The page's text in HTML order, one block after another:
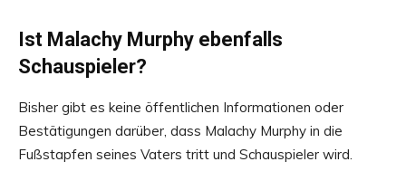
Ist Malachy Murphy ebenfalls
Schauspieler?
Bisher gibt es keine öffentlichen Informationen oder
Bestätigungen darüber, dass Malachy Murphy in die
Fußstapfen seines Vaters tritt und Schauspieler wird.